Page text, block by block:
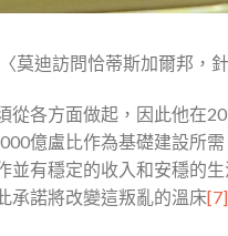
〈莫迪訪問恰蒂斯加爾邦，
從各方面做起，因此他在
億盧比作為基礎建設所
並有穩定的收入和安穩的
承諾將改變這叛亂的溫床[7]